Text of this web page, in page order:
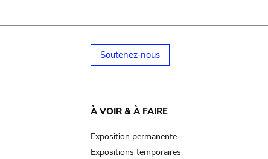
Soutenez-nous
À VOIR & À FAIRE
Exposition permanente
Expositions temporaires